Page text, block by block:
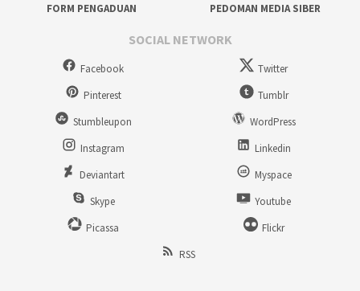
FORM PENGADUAN
PEDOMAN MEDIA SIBER
SOCIAL NETWORK
Facebook
Twitter
Pinterest
Tumblr
Stumbleupon
WordPress
Instagram
Linkedin
Deviantart
Myspace
Skype
Youtube
Picassa
Flickr
RSS